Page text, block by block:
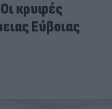
κρυφές
Εύβοιας